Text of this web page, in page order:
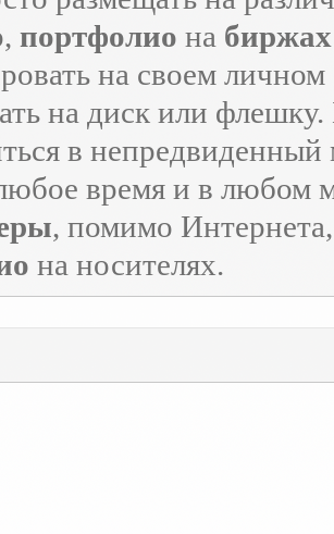
портфолио на
на своем
на диск или
в непредвиденный
время и в любом
, помимо
на носителях.